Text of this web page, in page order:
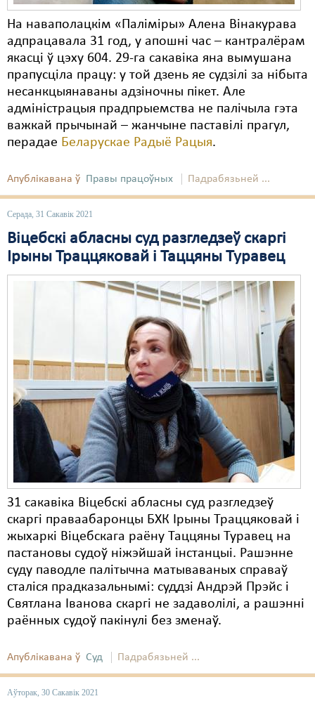
На наваполацкім «Паліміры» Алена Вінакурава
адпрацавала 31 год, у апошні час – кантралёрам
якасці ў цэху 604. 29-га сакавіка яна вымушана
прапусціла працу: у той дзень яе судзілі за нібыта
несанкцыянаваны адзіночны пікет. Але
адміністрацыя прадпрыемства не палічыла гэта
важкай прычынай – жанчыне паставілі прагул,
перадае Беларускае Радыё Рацыя.
Апублікавана ў Правы працоўных Падрабязьней ...
Серада, 31 Сакавік 2021
Віцебскі абласны суд разгледзеў скаргі
Ірыны Траццяковай і Таццяны Туравец
31 сакавіка Віцебскі абласны суд разгледзеў
скаргі праваабаронцы БХК Ірыны Траццяковай і
жыхаркі Віцебскага раёну Таццяны Туравец на
пастановы судоў ніжэйшай інстанцыі. Рашэнне
суду паводле палітычна матываваных справаў
сталіся прадказальнымі: суддзі Андрэй Прэйс і
Святлана Іванова скаргі не задаволілі, а рашэнні
раённых судоў пакінулі без зменаў.
Апублікавана ў Суд Падрабязьней ...
Аўторак, 30 Сакавік 2021